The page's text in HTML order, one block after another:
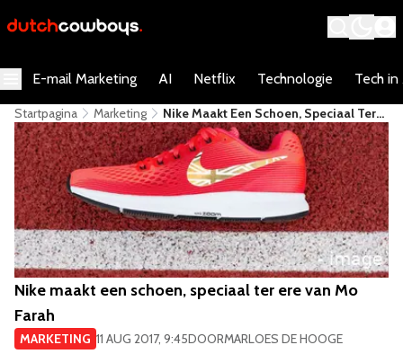
E-mail Marketing AI Netflix Technologie Tech in
Startpagina Marketing
Nike Maakt Een Schoen, Speciaal Ter
Ere Van Mo Farah
Nike maakt een schoen, speciaal ter ere van Mo
Farah
MARKETING 11 AUG 2017, 9:45DOORMARLOES DE HOOGE